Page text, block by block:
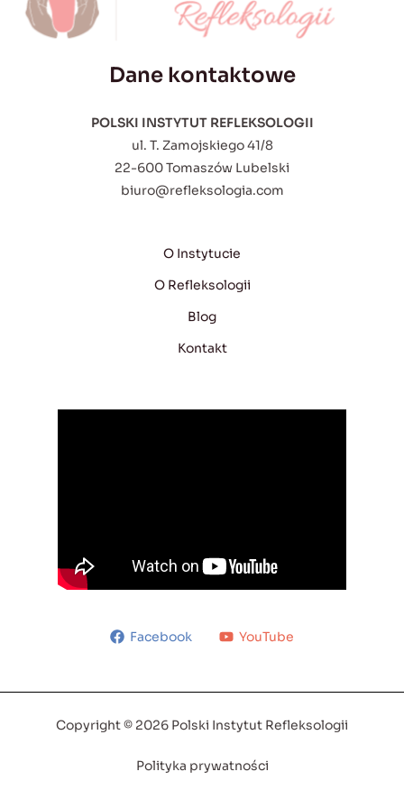
Dane kontaktowe
POLSKI INSTYTUT REFLEKSOLOGII
ul. T. Zamojskiego 41/8
22-600 Tomaszów Lubelski
biuro@refleksologia.com
O Instytucie
O Refleksologii
Blog
Kontakt
Facebook YouTube
Copyright © 2026 Polski Instytut Refleksologii
Polityka prywatności